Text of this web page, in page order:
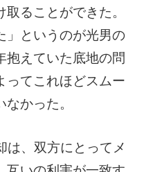
ることができた。
」というのが光男の
抱えていた底地の問
ってこれほどスムー
かった。
は、双方にとってメ